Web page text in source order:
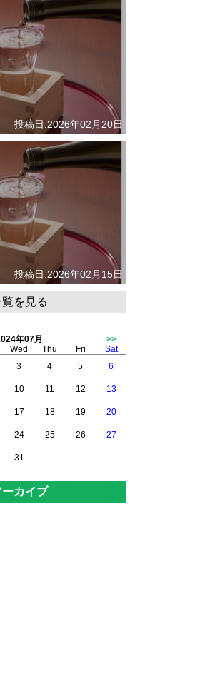
投稿日:2026年02月20日
投稿日:2026年02月15日
を見る
年07月
>>
Wed Thu Fri
Sat
3 4 5 6
10 11 12 13
17 18 19 20
24 25 26 27
31
ーカイブ